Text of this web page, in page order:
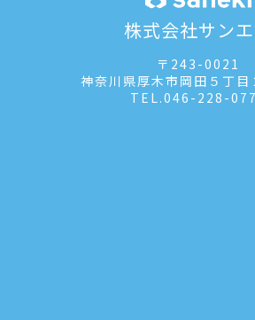
株式会社サン
〒243-0021
神奈川県厚木市岡田５丁目
TEL.046-228-